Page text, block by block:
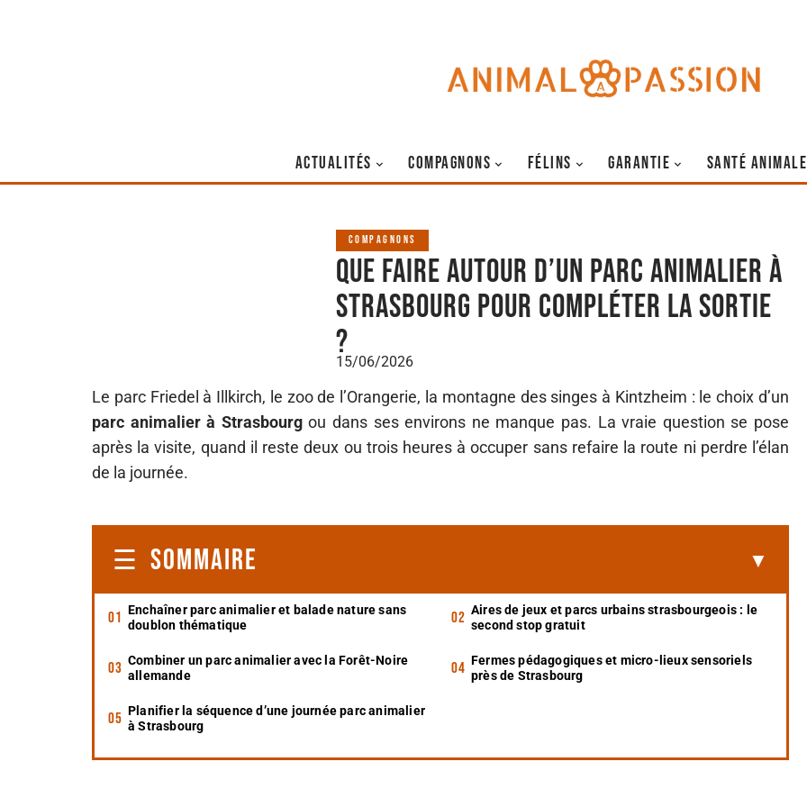
ACTUALITÉS COMPAGNONS FÉLINS GARANTIE SANTÉ ANIMALE
COMPAGNONS
Que faire autour d’un parc animalier à
Strasbourg pour compléter la sortie
?
15/06/2026
Le parc Friedel à Illkirch, le zoo de l’Orangerie, la montagne des singes à Kintzheim : le choix d’un
parc animalier à Strasbourgou dans ses environs ne manque pas. La vraie question se pose
après la visite, quand il reste deux ou trois heures à occuper sans refaire la route ni perdre l’élan
de la journée.
SOMMAIRE
Enchaîner parc animalier et balade nature sans
doublon thématique
Aires de jeux et parcs urbains strasbourgeois : le
second stop gratuit
Combiner un parc animalier avec la Forêt-Noire
allemande
Fermes pédagogiques et micro-lieux sensoriels
près de Strasbourg
Planifier la séquence d’une journée parc animalier
à Strasbourg